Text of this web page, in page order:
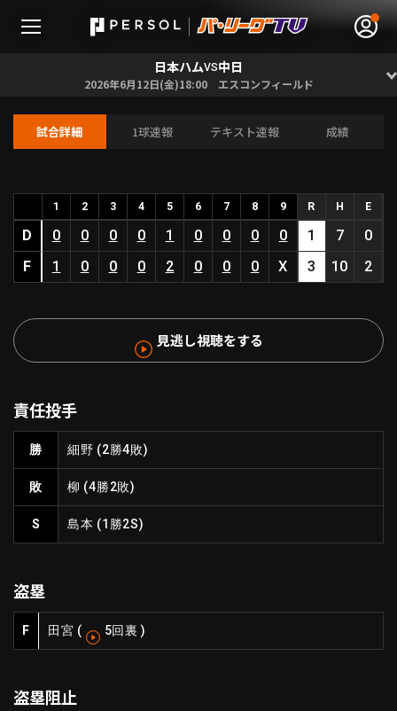
HOME
動画
ファーム東地区
ファーム中地区
ファーム西地区
交流戦
北海道日本ハムファイターズ
東北楽天ゴールデンイーグルス
埼玉西武ライオンズ
千葉ロッテマリーンズ
オリックス・バファローズ
ニュース
設定
日本ハムVS中日
2026年6月12日(金)18:00 エスコンフィールド
試合詳細 1球速報 テキスト速報 成績
1 2 3 4 5 6 7 8 9 R H E
D 0 0 0 0 1 0 0 0 0 1 7
0
F
1 0 0 0 2 0 0 0 X 3 10 2
見逃し視聴をする
責任投手
勝 細野 (2勝4敗)
敗 柳 (4勝2敗)
S 島本 (1勝2S)
盗塁
F 田宮 ( 5回裏 )
盗塁阻止